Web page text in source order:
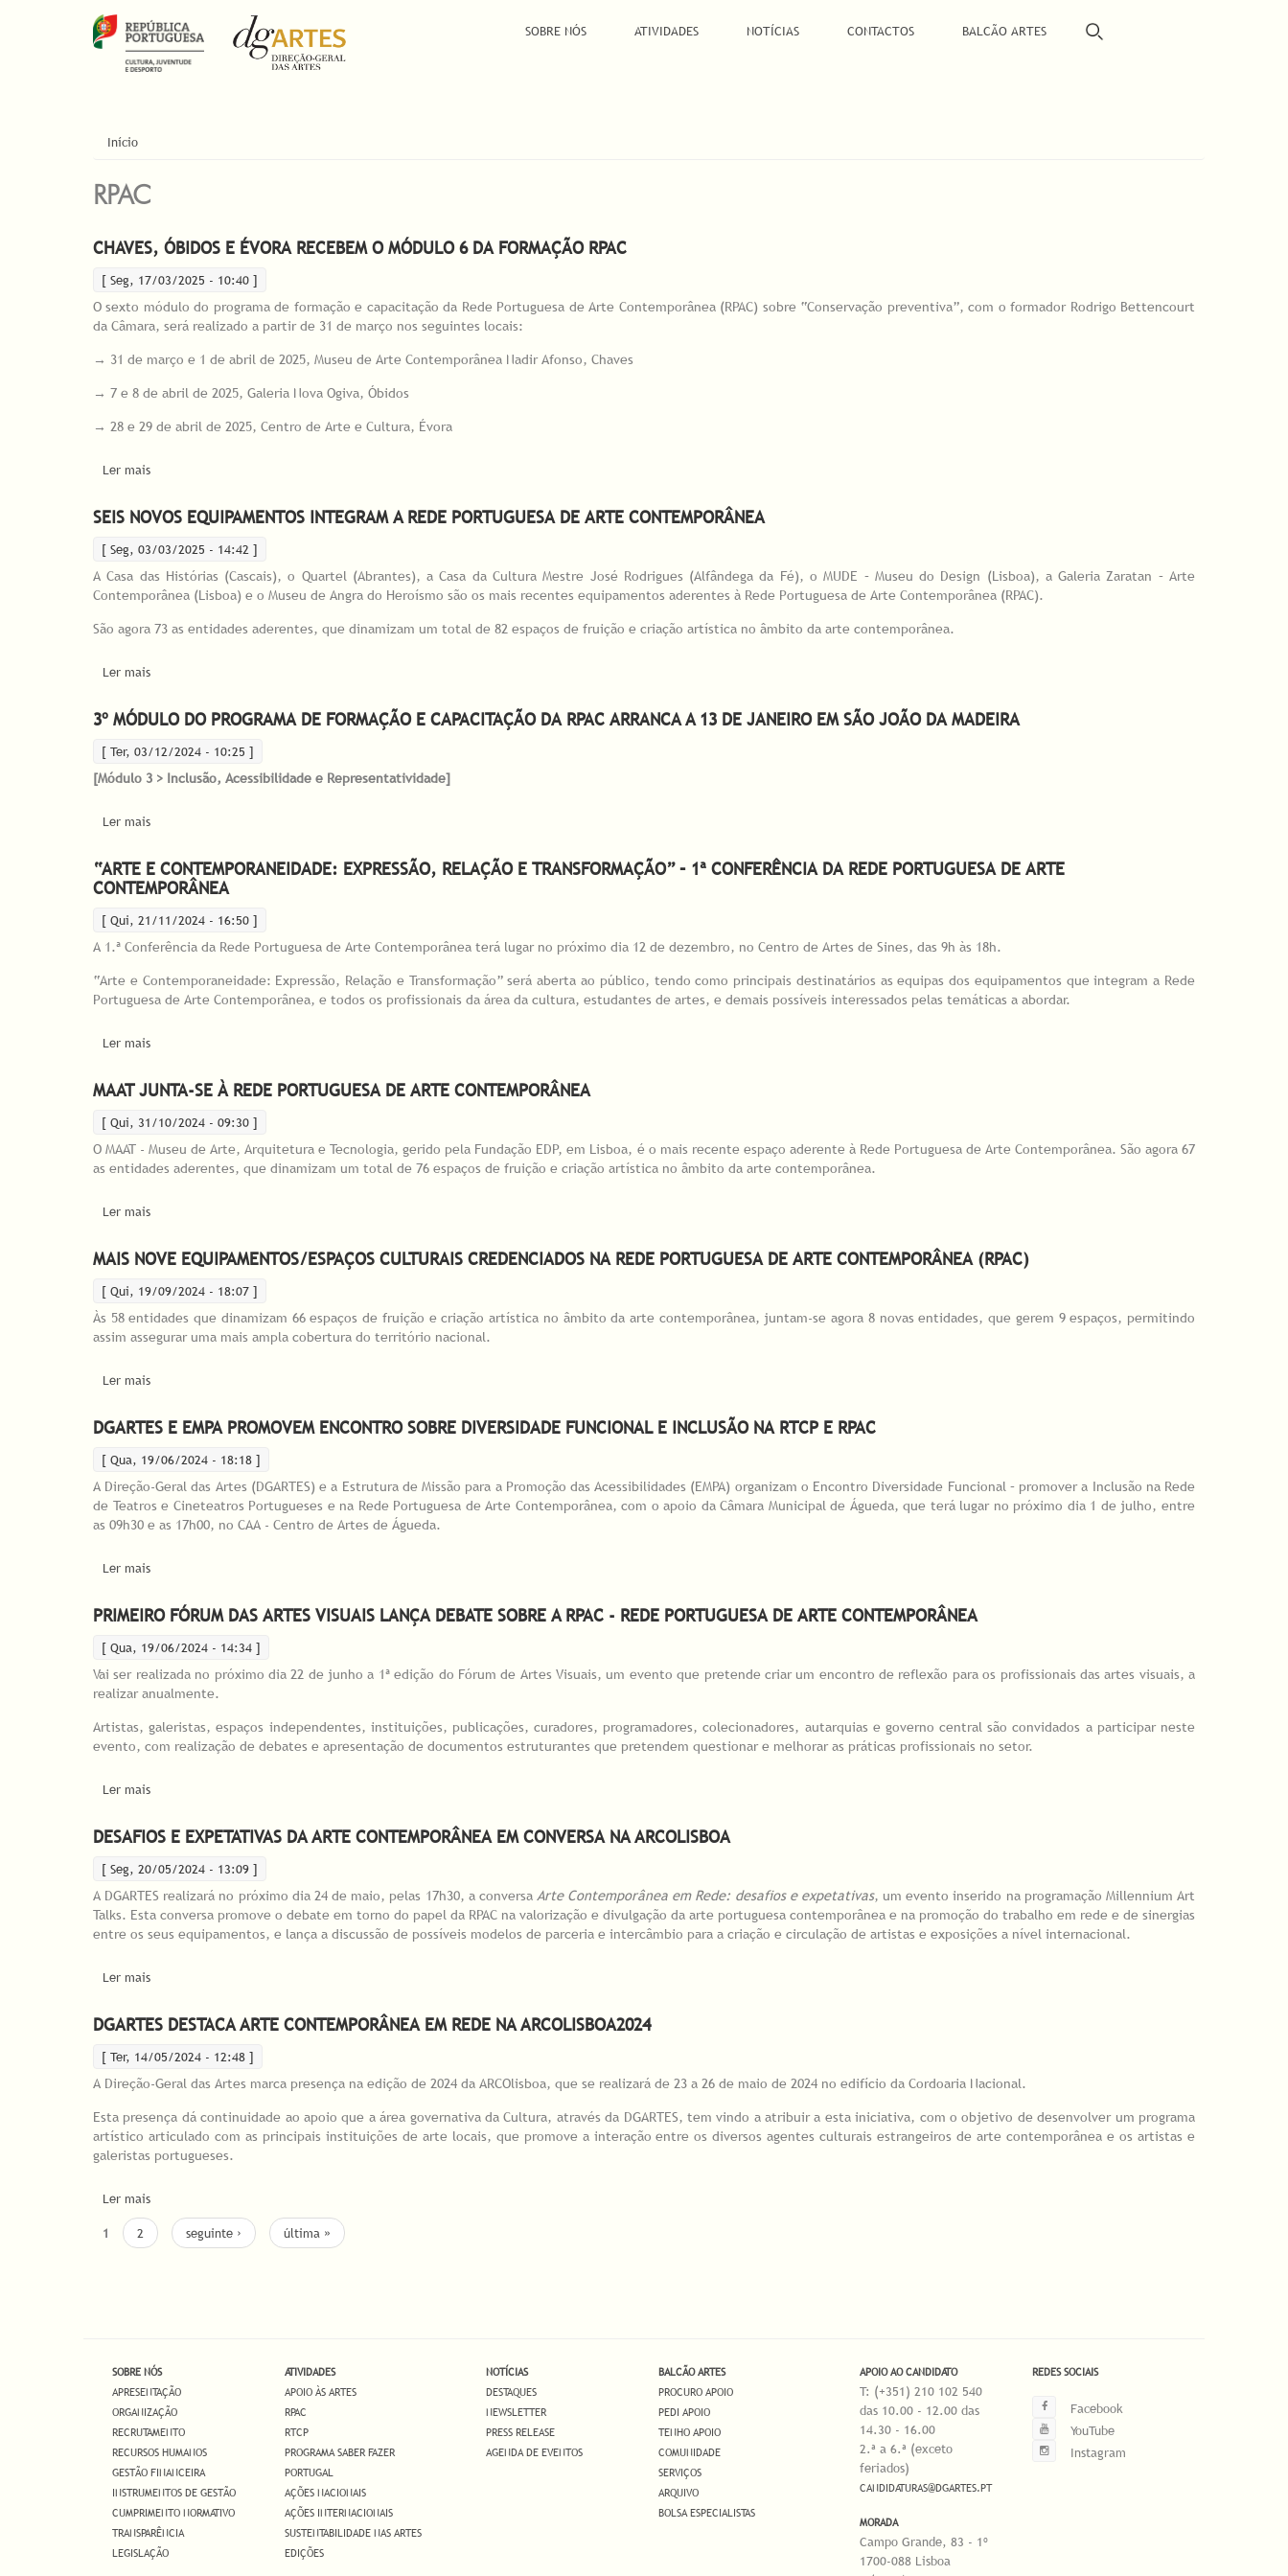
SOBRE NÓS ATIVIDADES NOTÍCIAS CONTACTOS BALCÃO ARTES
ESTÁ AQUI
Início
RPAC
CHAVES, ÓBIDOS E ÉVORA RECEBEM O MÓDULO 6 DA FORMAÇÃO RPAC
[ Seg, 17/03/2025 - 10:40 ]
O sexto módulo do programa de formação e capacitação da Rede Portuguesa de Arte Contemporânea (RPAC) sobre “Conservação preventiva”, com o formador Rodrigo Bettencourt
da Câmara, será realizado a partir de 31 de março nos seguintes locais:
→ 31 de março e 1 de abril de 2025, Museu de Arte Contemporânea Nadir Afonso, Chaves
→ 7 e 8 de abril de 2025, Galeria Nova Ogiva, Óbidos
→ 28 e 29 de abril de 2025, Centro de Arte e Cultura, Évora
Ler mais
SEIS NOVOS EQUIPAMENTOS INTEGRAM A REDE PORTUGUESA DE ARTE CONTEMPORÂNEA
[ Seg, 03/03/2025 - 14:42 ]
A Casa das Histórias (Cascais), o Quartel (Abrantes), a Casa da Cultura Mestre José Rodrigues (Alfândega da Fé), o MUDE – Museu do Design (Lisboa), a Galeria Zaratan – Arte
Contemporânea (Lisboa) e o Museu de Angra do Heroísmo são os mais recentes equipamentos aderentes à Rede Portuguesa de Arte Contemporânea (RPAC).
São agora 73 as entidades aderentes, que dinamizam um total de 82 espaços de fruição e criação artística no âmbito da arte contemporânea.
Ler mais
3º MÓDULO DO PROGRAMA DE FORMAÇÃO E CAPACITAÇÃO DA RPAC ARRANCA A 13 DE JANEIRO EM SÃO JOÃO DA MADEIRA
[ Ter, 03/12/2024 - 10:25 ]
[Módulo 3 > Inclusão, Acessibilidade e Representatividade]
Ler mais
“ARTE E CONTEMPORANEIDADE: EXPRESSÃO, RELAÇÃO E TRANSFORMAÇÃO” – 1ª CONFERÊNCIA DA REDE PORTUGUESA DE ARTE
CONTEMPORÂNEA
[ Qui, 21/11/2024 - 16:50 ]
A 1.ª Conferência da Rede Portuguesa de Arte Contemporânea terá lugar no próximo dia 12 de dezembro, no Centro de Artes de Sines, das 9h às 18h.
“Arte e Contemporaneidade: Expressão, Relação e Transformação” será aberta ao público, tendo como principais destinatários as equipas dos equipamentos que integram a Rede
Portuguesa de Arte Contemporânea, e todos os profissionais da área da cultura, estudantes de artes, e demais possíveis interessados pelas temáticas a abordar.
Ler mais
MAAT JUNTA-SE À REDE PORTUGUESA DE ARTE CONTEMPORÂNEA
[ Qui, 31/10/2024 - 09:30 ]
O MAAT - Museu de Arte, Arquitetura e Tecnologia, gerido pela Fundação EDP, em Lisboa, é o mais recente espaço aderente à Rede Portuguesa de Arte Contemporânea. São agora 67
as entidades aderentes, que dinamizam um total de 76 espaços de fruição e criação artística no âmbito da arte contemporânea.
Ler mais
MAIS NOVE EQUIPAMENTOS/ESPAÇOS CULTURAIS CREDENCIADOS NA REDE PORTUGUESA DE ARTE CONTEMPORÂNEA (RPAC)
[ Qui, 19/09/2024 - 18:07 ]
Às 58 entidades que dinamizam 66 espaços de fruição e criação artística no âmbito da arte contemporânea, juntam-se agora 8 novas entidades, que gerem 9 espaços, permitindo
assim assegurar uma mais ampla cobertura do território nacional.
Ler mais
DGARTES E EMPA PROMOVEM ENCONTRO SOBRE DIVERSIDADE FUNCIONAL E INCLUSÃO NA RTCP E RPAC
[ Qua, 19/06/2024 - 18:18 ]
A Direção-Geral das Artes (DGARTES) e a Estrutura de Missão para a Promoção das Acessibilidades (EMPA) organizam o Encontro Diversidade Funcional – promover a Inclusão na Rede
de Teatros e Cineteatros Portugueses e na Rede Portuguesa de Arte Contemporânea, com o apoio da Câmara Municipal de Águeda, que terá lugar no próximo dia 1 de julho, entre
as 09h30 e as 17h00, no CAA - Centro de Artes de Águeda.
Ler mais
PRIMEIRO FÓRUM DAS ARTES VISUAIS LANÇA DEBATE SOBRE A RPAC - REDE PORTUGUESA DE ARTE CONTEMPORÂNEA
[ Qua, 19/06/2024 - 14:34 ]
Vai ser realizada no próximo dia 22 de junho a 1ª edição do Fórum de Artes Visuais, um evento que pretende criar um encontro de reflexão para os profissionais das artes visuais, a
realizar anualmente.
Artistas, galeristas, espaços independentes, instituições, publicações, curadores, programadores, colecionadores, autarquias e governo central são convidados a participar neste
evento, com realização de debates e apresentação de documentos estruturantes que pretendem questionar e melhorar as práticas profissionais no setor.
Ler mais
DESAFIOS E EXPETATIVAS DA ARTE CONTEMPORÂNEA EM CONVERSA NA ARCOLISBOA
[ Seg, 20/05/2024 - 13:09 ]
A DGARTES realizará no próximo dia 24 de maio, pelas 17h30, a conversa Arte Contemporânea em Rede: desafios e expetativas, um evento inserido na programação Millennium Art
Talks. Esta conversa promove o debate em torno do papel da RPAC na valorização e divulgação da arte portuguesa contemporânea e na promoção do trabalho em rede e de sinergias
entre os seus equipamentos, e lança a discussão de possíveis modelos de parceria e intercâmbio para a criação e circulação de artistas e exposições a nível internacional.
Ler mais
DGARTES DESTACA ARTE CONTEMPORÂNEA EM REDE NA ARCOLISBOA2024
[ Ter, 14/05/2024 - 12:48 ]
A Direção-Geral das Artes marca presença na edição de 2024 da ARCOlisboa, que se realizará de 23 a 26 de maio de 2024 no edifício da Cordoaria Nacional.
Esta presença dá continuidade ao apoio que a área governativa da Cultura, através da DGARTES, tem vindo a atribuir a esta iniciativa, com o objetivo de desenvolver um programa
artístico articulado com as principais instituições de arte locais, que promove a interação entre os diversos agentes culturais estrangeiros de arte contemporânea e os artistas e
galeristas portugueses.
Ler mais
PÁGINAS
1 2 seguinte › última »
SOBRE NÓS
APRESENTAÇÃO
ORGANIZAÇÃO
RECRUTAMENTO
RECURSOS HUMANOS
GESTÃO FINANCEIRA
INSTRUMENTOS DE GESTÃO
CUMPRIMENTO NORMATIVO
TRANSPARÊNCIA
LEGISLAÇÃO
ATIVIDADES
APOIO ÀS ARTES
RPAC
RTCP
PROGRAMA SABER FAZER
PORTUGAL
AÇÕES NACIONAIS
AÇÕES INTERNACIONAIS
SUSTENTABILIDADE NAS ARTES
EDIÇÕES
NOTÍCIAS
DESTAQUES
NEWSLETTER
PRESS RELEASE
AGENDA DE EVENTOS
BALCÃO ARTES
PROCURO APOIO
PEDI APOIO
TENHO APOIO
COMUNIDADE
SERVIÇOS
ARQUIVO
BOLSA ESPECIALISTAS
APOIO AO CANDIDATO
T: (+351) 210 102 540
das 10.00 - 12.00 das
14.30 - 16.00
2.ª a 6.ª (exceto
feriados)
CANDIDATURAS@DGARTES.PT
MORADA
Campo Grande, 83 - 1º
1700-088 Lisboa
REDES SOCIAIS
Facebook
YouTube
Instagram